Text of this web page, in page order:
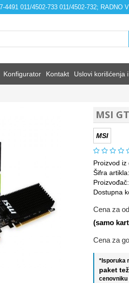
4491 011/4502-733 011/4502-732; RADNO
Konfigurator Kontakt Uslovi korišćenja
MSI
MSI
Proizvod iz
Šifra artikla:
Proizvođač:
Dostupna
Cena za
(samo
Cena za
*Isporuka
paket
cenovniku